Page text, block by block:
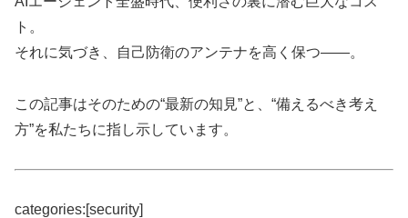
ト。
それに気づき、自己防衛のアンテナを高く保つ――。
この記事はそのための“最新の知見”と、“備えるべき考え
方”を私たちに指し示しています。
categories:[security]